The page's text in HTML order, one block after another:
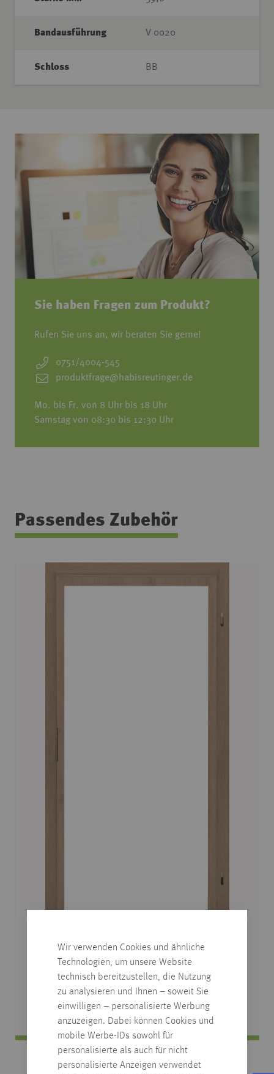
Wir verwenden Cookies und ähnliche
Technologien, um unsere Website
technisch bereitzustellen, die Nutzung
zu analysieren und Ihnen – soweit Sie
einwilligen – personalisierte Werbung
anzuzeigen. Dabei können Cookies und
mobile Werbe-IDs sowohl für
personalisierte als auch für nicht
personalisierte Anzeigen verwendet
Sie haben Fragen zum Produkt?
Rufen Sie uns an, wir beraten Sie gerne!
0751/4004-545
produktfrage@habisreutinger.de
Mo. bis Fr. von 8 Uhr bis 18 Uhr
Samstag von 08:30 bis 12:30 Uhr
Bandausführung V 0020
Schloss BB
Passendes Zubehör
CPL ZARGE, EICHE ORIGIN VITAL,
DESIGNKANTE R2
verschiedene Abmessungen